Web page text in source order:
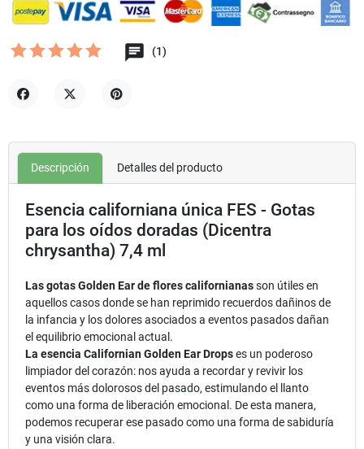
(1)
Descripción Detalles del producto
Esencia californiana única FES - Gotas
para los oídos doradas (Dicentra
chrysantha) 7,4 ml
Las gotas Golden Ear de flores californianasson útiles en
aquellos casos donde se han reprimido recuerdos dañinos de
la infancia y los dolores asociados a eventos pasados dañan
el equilibrio emocional actual.
La esencia Californian Golden Ear Dropses un poderoso
limpiador del corazón: nos ayuda a recordar y revivir los
eventos más dolorosos del pasado, estimulando el llanto
como una forma de liberación emocional. De esta manera,
podemos recuperar ese pasado como una forma de sabiduría
y una visión clara.